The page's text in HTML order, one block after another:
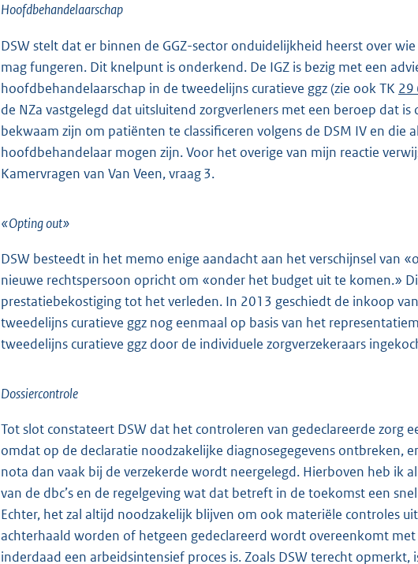
Hoofdbehandelaarschap
DSW stelt dat er binnen de GGZ-sector onduidelijkheid heerst over
mag fungeren. Dit knelpunt is onderkend. De IGZ is bezig met een
hoofdbehandelaarschap in de tweedelijns curatieve ggz (zie ook TK 29
de NZa vastgelegd dat uitsluitend zorgverleners met een beroep dat
bekwaam zijn om patiënten te classificeren volgens de DSM IV en die
hoofdbehandelaar mogen zijn. Voor het overige van mijn reactie
Kamervragen van Van Veen, vraag 3.
«Opting out»
DSW besteedt in het memo enige aandacht aan het verschijnsel van
nieuwe rechtspersoon opricht om «onder het budget uit te komen.»
prestatiebekostiging tot het verleden. In 2013 geschiedt de inkoop
tweedelijns curatieve ggz nog eenmaal op basis van het
tweedelijns curatieve ggz door de individuele zorgverzekeraars
Dossiercontrole
Tot slot constateert DSW dat het controleren van gedeclareerde zorg
omdat op de declaratie noodzakelijke diagnosegegevens ontbreken,
nota dan vaak bij de verzekerde wordt neergelegd. Hierboven heb ik
van de dbc’s en de regelgeving wat dat betreft in de toekomst een
Echter, het zal altijd noodzakelijk blijven om ook materiële controles
achterhaald worden of hetgeen gedeclareerd wordt overeenkomt
inderdaad een arbeidsintensief proces is. Zoals DSW terecht